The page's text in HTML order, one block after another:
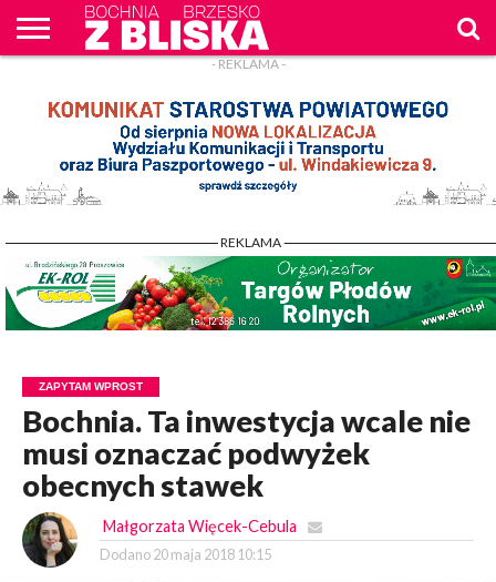
WPROST
REKLAM
- REKLAMA -
- REKLAMA -
ZAPYTAM WPROST
Bochnia. Ta inwestycja wcale nie
musi oznaczać podwyżek
obecnych stawek
Małgorzata Więcek-Cebula
Dodano 20 maja 2018 10:15